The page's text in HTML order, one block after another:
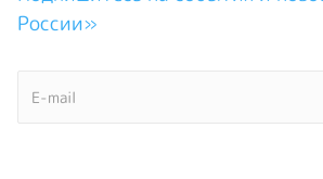
России»